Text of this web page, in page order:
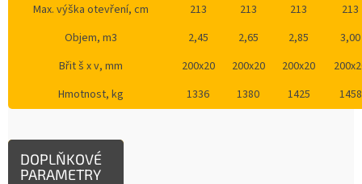
Max. výška otevření, cm
213 213 213
213
Objem, m3
2,45 2,65 2,85
3,00
Břit š x v, mm
200x20 200x20 200x20
Hmotnost, kg
1336 1380 1425 1458
DOPLŇKOVÉ
PARAMETRY